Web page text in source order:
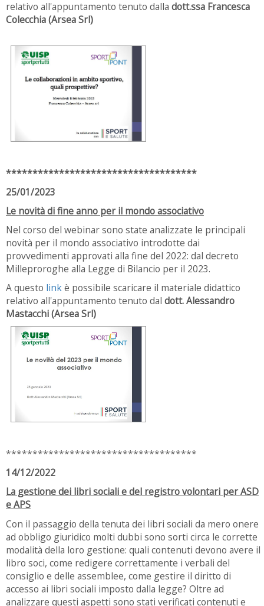
relativo all'appuntamento tenuto dalla dott.ssa Francesca
Colecchia (Arsea Srl)
************************************
25/01/2023
Le novità di fine anno per il mondo associativo
Nel corso del webinar sono state analizzate le principali
novità per il mondo associativo introdotte dai
provvedimenti approvati alla fine del 2022: dal decreto
Milleproroghe alla Legge di Bilancio per il 2023.
A questo linkè possibile scaricare il materiale didattico
relativo all'appuntamento tenuto dal dott. Alessandro
Mastacchi (Arsea Srl)
************************************
14/12/2022
La gestione dei libri sociali e del registro volontari per ASD
e APS
Con il passaggio della tenuta dei libri sociali da mero onere
ad obbligo giuridico molti dubbi sono sorti circa le corrette
modalità della loro gestione: quali contenuti devono avere il
libro soci, come redigere correttamente i verbali del
consiglio e delle assemblee, come gestire il diritto di
accesso ai libri sociali imposto dalla legge? Oltre ad
analizzare questi aspetti sono stati verificati contenuti e